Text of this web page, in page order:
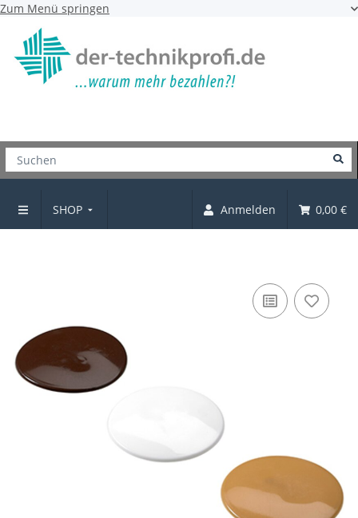
Zum Menü springen
SHOP Anmelden 0,00 €
Abdeckkappe